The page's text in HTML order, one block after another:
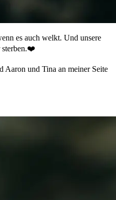
es auch welkt. Und unsere
sterben.❤️
Aaron und Tina an meiner Seite